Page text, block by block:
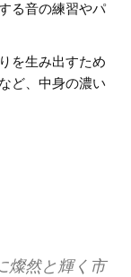
る音の練習やパ
を生み出すため
ど、中身の濃い
燦然と輝く市